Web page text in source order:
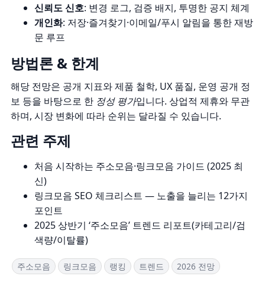
신뢰도 신호: 변경 로그, 검증 배지, 투명한 공지 체계
개인화: 저장·즐겨찾기·이메일/푸시 알림을 통한 재방
문 루프
방법론 & 한계
해당 전망은 공개 지표와 제품 철학, UX 품질, 운영 공개 정
보 등을 바탕으로 한 정성 평가입니다. 상업적 제휴와 무관
하며, 시장 변화에 따라 순위는 달라질 수 있습니다.
관련 주제
처음 시작하는 주소모음·링크모음 가이드 (2025 최
신)
링크모음 SEO 체크리스트 — 노출을 늘리는 12가지
포인트
2025 상반기 ‘주소모음’ 트렌드 리포트(카테고리/검
색량/이탈률)
주소모음 링크모음 랭킹 트렌드 2026 전망